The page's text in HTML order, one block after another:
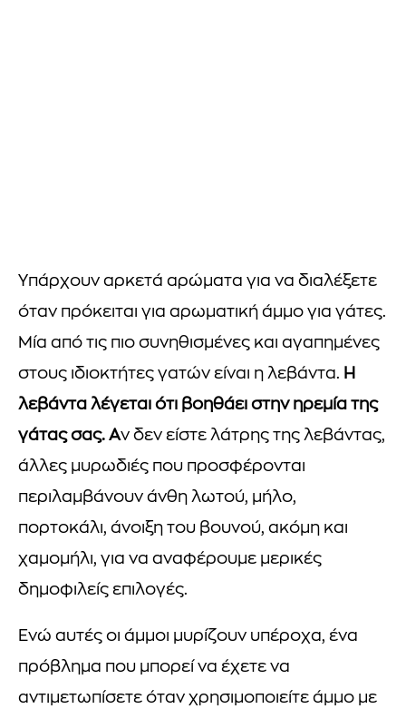
Υπάρχουν αρκετά αρώματα για να διαλέξετε
όταν πρόκειται για αρωματική άμμο για γάτες.
Μία από τις πιο συνηθισμένες και αγαπημένες
στους ιδιοκτήτες γατών είναι η λεβάντα. Η
λεβάντα λέγεται ότι βοηθάει στην ηρεμία της
γάτας σας. Αν δεν είστε λάτρης της λεβάντας,
άλλες μυρωδιές που προσφέρονται
περιλαμβάνουν άνθη λωτού, μήλο,
πορτοκάλι, άνοιξη του βουνού, ακόμη και
χαμομήλι, για να αναφέρουμε μερικές
δημοφιλείς επιλογές.
Ενώ αυτές οι άμμοι μυρίζουν υπέροχα, ένα
πρόβλημα που μπορεί να έχετε να
αντιμετωπίσετε όταν χρησιμοποιείτε άμμο με